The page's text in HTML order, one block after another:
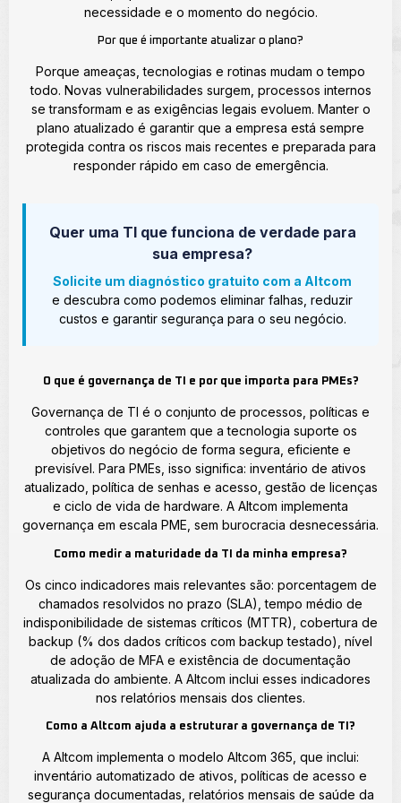
necessidade e o momento do negócio.
Por que é importante atualizar o plano?
Porque ameaças, tecnologias e rotinas mudam o tempo
todo. Novas vulnerabilidades surgem, processos internos
se transformam e as exigências legais evoluem. Manter o
plano atualizado é garantir que a empresa está sempre
protegida contra os riscos mais recentes e preparada para
responder rápido em caso de emergência.
Quer uma TI que funciona de verdade para
sua empresa?
Solicite um diagnóstico gratuito com a Altcom
e descubra como podemos eliminar falhas, reduzir
custos e garantir segurança para o seu negócio.
O que é governança de TI e por que importa para PMEs?
Governança de TI é o conjunto de processos, políticas e
controles que garantem que a tecnologia suporte os
objetivos do negócio de forma segura, eficiente e
previsível. Para PMEs, isso significa: inventário de ativos
atualizado, política de senhas e acesso, gestão de licenças
e ciclo de vida de hardware. A Altcom implementa
governança em escala PME, sem burocracia desnecessária.
Como medir a maturidade da TI da minha empresa?
Os cinco indicadores mais relevantes são: porcentagem de
chamados resolvidos no prazo (SLA), tempo médio de
indisponibilidade de sistemas críticos (MTTR), cobertura de
backup (% dos dados críticos com backup testado), nível
de adoção de MFA e existência de documentação
atualizada do ambiente. A Altcom inclui esses indicadores
nos relatórios mensais dos clientes.
Como a Altcom ajuda a estruturar a governança de TI?
A Altcom implementa o modelo Altcom 365, que inclui:
inventário automatizado de ativos, políticas de acesso e
segurança documentadas, relatórios mensais de saúde da